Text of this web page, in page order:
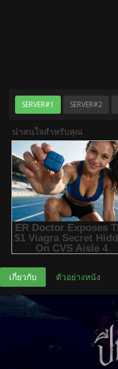
SERVER#1 SERVER#2
เกี่ยวกับ ตัวอย่างหนัง